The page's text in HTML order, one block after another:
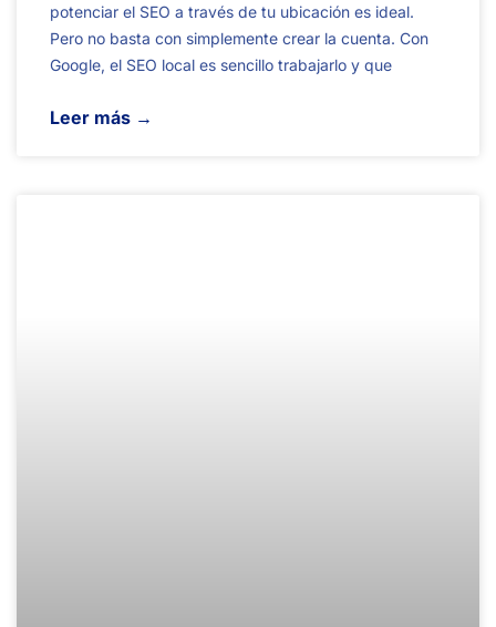
potenciar el SEO a través de tu ubicación es ideal.
Pero no basta con simplemente crear la cuenta. Con
Google, el SEO local es sencillo trabajarlo y que
Leer más →